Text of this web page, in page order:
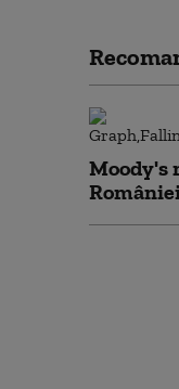
Moody's